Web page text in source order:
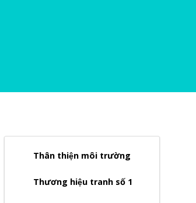
Thân thiện môi trường
Thương hiệu tranh số 1